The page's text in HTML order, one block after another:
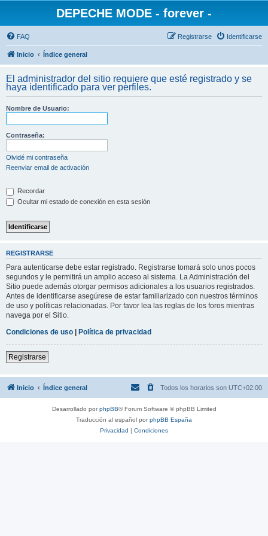
DEPECHE MODE - forever -
FAQ Identificarse
Registrarse
Inicio Índice general
El administrador del sitio requiere que esté registrado y se
haya identificado para ver perfiles.
Nombre de Usuario:
Contraseña:
Olvidé mi contraseña
Reenviar email de activación
Recordar
Ocultar mi estado de conexión en esta sesión
REGISTRARSE
Para autenticarse debe estar registrado. Registrarse tomará solo unos pocos
segundos y le permitirá un amplio acceso al sistema. La Administración del
Sitio puede además otorgar permisos adicionales a los usuarios registrados.
Antes de identificarse asegúrese de estar familiarizado con nuestros términos
de uso y políticas relacionadas. Por favor lea las reglas de los foros mientras
navega por el Sitio.
Condiciones de uso | Política de privacidad
Registrarse
Inicio Índice general Todos los horarios son UTC+02:00
Desarrollado porphpBB® Forum Software © phpBB Limited
Traducción al español porphpBB España
Privacidad | Condiciones